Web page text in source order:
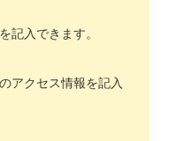
記入できます。
アクセス情報を記入